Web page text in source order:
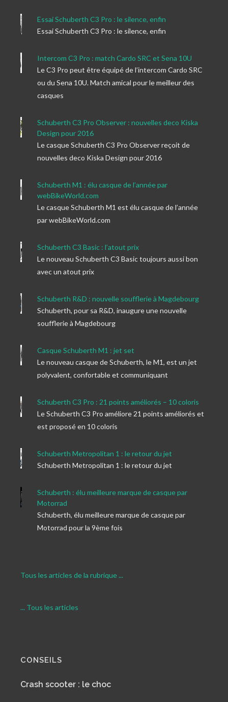
Essai Schuberth C3 Pro : le silence, enfin
Essai Schuberth C3 Pro : le silence, enfin
Intercom C3 Pro : match Cardo SRC et Sena 10U
Le C3 Pro peut être équipé de l’intercom Cardo SRC
ou du Sena 10U. Match amical pour le meilleur des
casques
Schuberth C3 Pro Observer : nouvelles deco Kiska
Design pour 2016
Le casque Schuberth C3 Pro Observer reçoit de
nouvelles deco Kiska Design pour 2016
Schuberth M1 : élu casque de l’année par
webBikeWorld.com
Le casque Schuberth M1 est élu casque de l’année
par webBikeWorld.com
Schuberth C3 Basic : l’atout prix
Le nouveau Schuberth C3 Basic toujours aussi bon
avec un atout prix
Schuberth R&D : nouvelle soufflerie à Magdebourg
Schuberth, pour sa R&D, inaugure une nouvelle
soufflerie à Magdebourg
Casque Schuberth M1 : jet set
Le nouveau casque de Schuberth, le M1, est un jet
polyvalent, confortable et communiquant
Schuberth C3 Pro : 21 points améliorés – 10 coloris
Le Schuberth C3 Pro améliore 21 points améliorés et
est proposé en 10 coloris
Schuberth Metropolitan 1 : le retour du jet
Schuberth Metropolitan 1 : le retour du jet
Schuberth : élu meilleure marque de casque par
Motorrad
Schuberth, élu meilleure marque de casque par
Motorrad pour la 9ème fois
Tous les articles de la rubrique ...
... Tous les articles
CONSEILS
Crash scooter : le choc